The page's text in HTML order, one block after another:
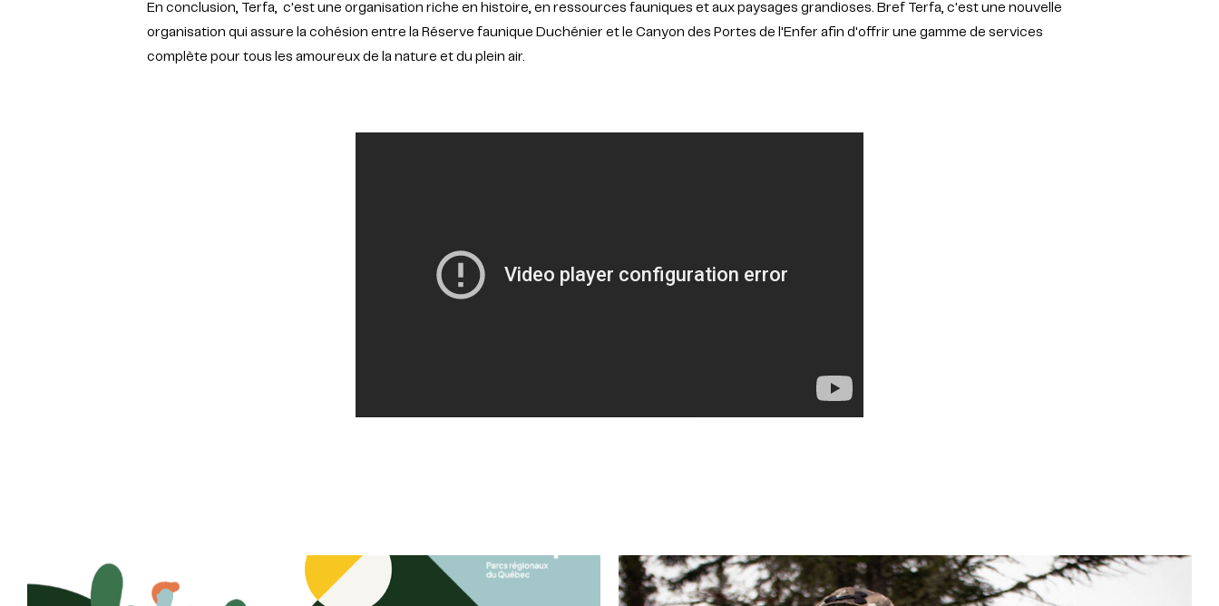
En conclusion, Terfa, c'est une organisation riche en histoire, en ressources fauniques et aux paysages grandioses. Bref Terfa, c'est une nouvelle
organisation qui assure la cohésion entre la Réserve faunique Duchénier et le Canyon des Portes de l'Enfer afin d'offrir une gamme de services
complète pour tous les amoureux de la nature et du plein air.